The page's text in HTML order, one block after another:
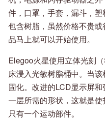
件，口罩，手套，漏斗，
包含树脂，虽然价格不贵
品马上就可以开始使用。
Elegoo火星使用立体光刻
床浸入光敏树脂桶中。当
固化。改进的LCD显示屏
一层所需的形状，这就是
只有一个运动部件。